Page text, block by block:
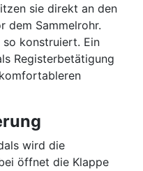
sie direkt an den
dem Sammelrohr.
konstruiert. Ein
Registerbetätigung
wird die
öffnet die Klappe